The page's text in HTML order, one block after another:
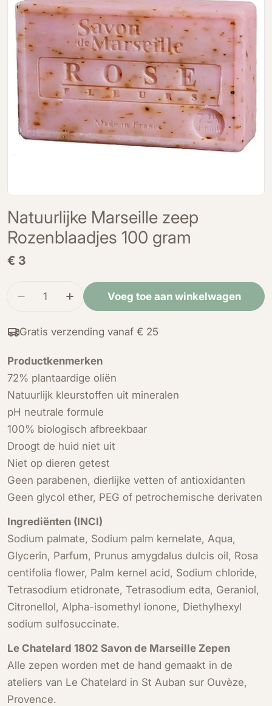
Open media 0 in modal
Natuurlijke Marseille zeep
Rozenblaadjes 100 gram
Normale
€ 3
Hoeveelheid
Verminder de hoeveelheid voor Natuurlijke
Verhoog de hoeveelheid voor
Voeg toe aan winkelwagen
Gratis verzending vanaf € 25
Productkenmerken
72% plantaardige oliën
Natuurlijk kleurstoffen uit mineralen
pH neutrale formule
100% biologisch afbreekbaar
Droogt de huid niet uit
Niet op dieren getest
Geen parabenen, dierlijke vetten of antioxidanten
Geen glycol ether, PEG of petrochemische derivaten
Ingrediënten (INCI)
Sodium palmate, Sodium palm kernelate, Aqua,
Glycerin, Parfum, Prunus amygdalus dulcis oil, Rosa
centifolia flower, Palm kernel acid, Sodium chloride,
Tetrasodium etidronate, Tetrasodium edta, Geraniol,
Citronellol, Alpha-isomethyl ionone, Diethylhexyl
sodium sulfosuccinate.
Le Chatelard 1802 Savon de Marseille Zepen
Alle zepen worden met de hand gemaakt in de
ateliers van Le Chatelard in St Auban sur Ouvèze,
Provence.